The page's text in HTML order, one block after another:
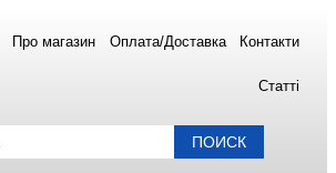
Про магазин Оплата/Доставка Контакти
Статті
ПОИСК